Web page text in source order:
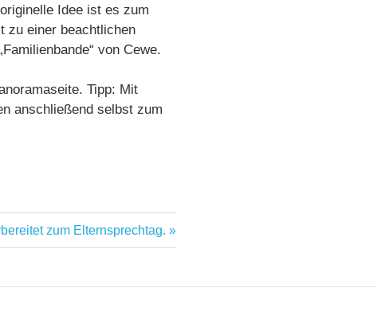
Idee ist es zum
zu einer beachtlichen
von Cewe.
Tipp: Mit
anschließend selbst zum
zum Elternsprechtag.